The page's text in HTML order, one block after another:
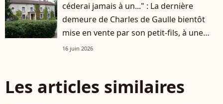
céderai jamais à un..." : La dernière
demeure de Charles de Gaulle bientôt
mise en vente par son petit-fils, à une
condition !
16 juin 2026
Les articles similaires